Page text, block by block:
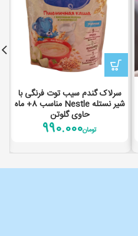
سرلاک گندم سیب توت فرنگی با
شیر نستله Nestle مناسب 8+ ماه
حاوی گلوتن
تومان990.000